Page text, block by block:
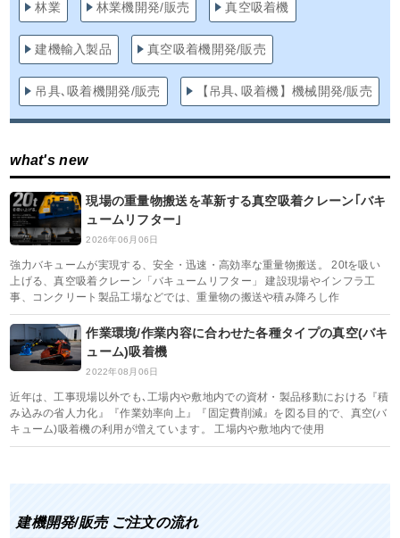
林業 林業機開発/販売 真空吸着機
建機輸入製品 真空吸着機開発/販売
吊具､吸着機開発/販売 【吊具､吸着機】機械開発/販売
what's new
現場の重量物搬送を革新する真空吸着クレーン｢バキ
ュームリフター｣
2026年06月06日
強力バキュームが実現する、安全・迅速・高効率な重量物搬送。 20tを吸い
上げる、真空吸着クレーン「バキュームリフター」 建設現場やインフラ工
事、コンクリート製品工場などでは、重量物の搬送や積み降ろし作
作業環境/作業内容に合わせた各種タイプの真空(バキ
ューム)吸着機
2022年08月06日
近年は、工事現場以外でも､工場内や敷地内での資材・製品移動における『積
み込みの省人力化』『作業効率向上』『固定費削減』を図る目的で、真空(バ
キューム)吸着機の利用が増えています。 工場内や敷地内で使用
建機開発/販売 ご注文の流れ